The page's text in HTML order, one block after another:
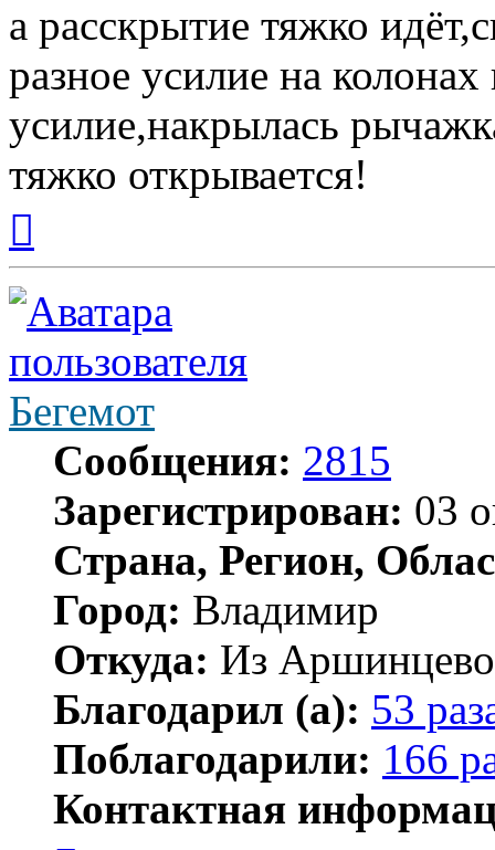
а расскрытие тяжко
разное усилие на
усилие,накрылась
тяжко открывается!
началу
Бегемот
Сообщения: 2815
Зарегистрирован: 03
Страна, Регион,
Город: Владимир
Откуда: Из
Благодарил (а): 53
Поблагодарили: 166
Контактная